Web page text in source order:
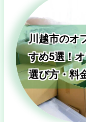
川越市のオ
すめ5選！
選び方・料